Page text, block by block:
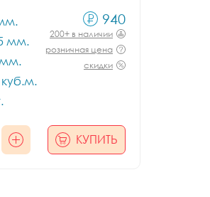
мм.
мм.
940
200+ в наличии
розничная цена
скидки
КУПИТЬ